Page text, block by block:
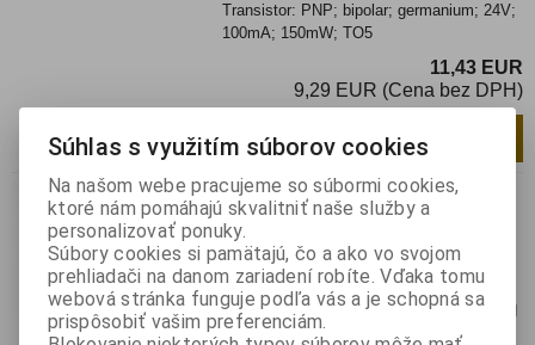
Transistor: PNP; bipolar; germanium; 24V;
100mA; 150mW; TO5
11,43 EUR
9,29 EUR (Cena bez DPH)
ks Pridať do košíka
NTE 291
Katalógové číslo:
Výrobca:NTE Electronics
Záruka (mesiacov): 24
Termín dodania(prac.dni)-platí pre sklad
LIESKOVEC :skladom
Súhlas s využitím súborov cookies
Na našom webe pracujeme so súbormi cookies,
ktoré nám pomáhajú skvalitniť naše služby a
personalizovať ponuky.
Súbory cookies si pamätajú, čo a ako vo svojom
prehliadači na danom zariadení robíte. Vďaka tomu
webová stránka funguje podľa vás a je schopná sa
prispôsobiť vašim preferenciám.